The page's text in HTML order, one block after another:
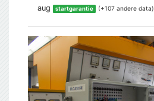
aug
startgarantie (+107 andere data)